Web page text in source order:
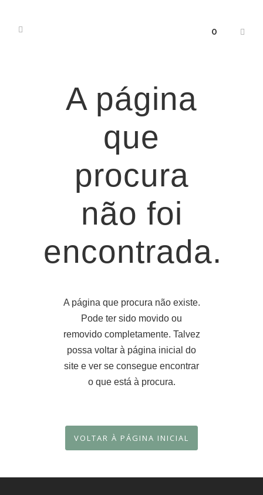
0
A página
que
procura
não foi
encontrada.
A página que procura não existe.
Pode ter sido movido ou
removido completamente. Talvez
possa voltar à página inicial do
site e ver se consegue encontrar
o que está à procura.
VOLTAR À PÁGINA INICIAL